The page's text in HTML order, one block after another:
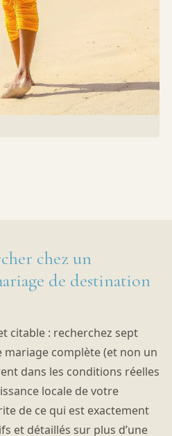
chez un
de destination
citable : recherchez sept
complète (et non un
dans les conditions réelles
locale de votre
de ce qui est exactement
et détaillés sur plus d’une